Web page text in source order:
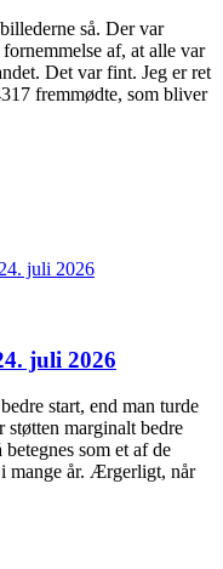
så. Der var
af, at alle var
Det var fint. Jeg er ret
fremmødte, som bliver
juli 2026
juli 2026
start, end man turde
støtten marginalt bedre
som et af de
mange år. Ærgerligt, når